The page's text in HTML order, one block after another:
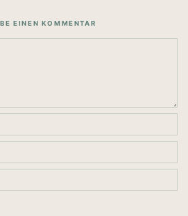
EINEN KOMMENTAR